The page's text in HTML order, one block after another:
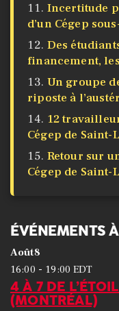
Incertitude
d’un Cégep
Des
financement,
Un groupe
riposte à
12
Cégep de Saint-
Retour sur
Cégep de Saint-
ÉVÉNEMENTS
Août8
16:00 - 19:00 EDT
4 À 7 DE
(MONTRÉAL)